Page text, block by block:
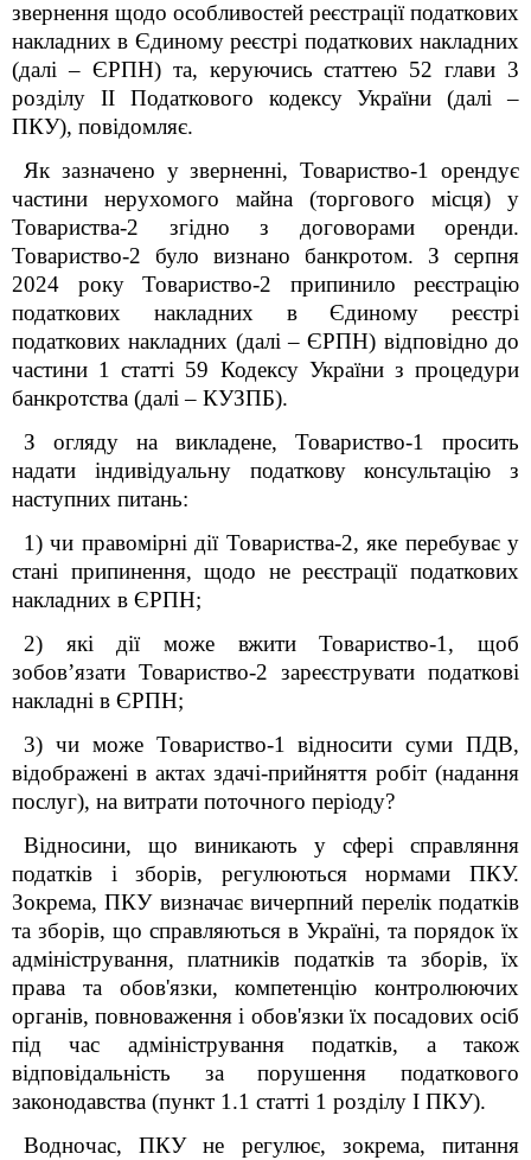
звернення щодо особливостей реєстрації податкових
накладних в Єдиному реєстрі податкових накладних
(далі – ЄРПН) та, керуючись статтею 52 глави 3
розділу ІІ Податкового кодексу України (далі –
ПКУ), повідомляє.
Як зазначено у зверненні, Товариство-1 орендує
частини нерухомого майна (торгового місця) у
Товариства-2 згідно з договорами оренди.
Товариство-2 було визнано банкротом. З серпня
2024 року Товариство-2 припинило реєстрацію
податкових накладних в Єдиному реєстрі
податкових накладних (далі – ЄРПН) відповідно до
частини 1 статті 59 Кодексу України з процедури
банкротства (далі – КУЗПБ).
З огляду на викладене, Товариство-1 просить
надати індивідуальну податкову консультацію з
наступних питань:
1) чи правомірні дії Товариства-2, яке перебуває у
стані припинення, щодо не реєстрації податкових
накладних в ЄРПН;
2) які дії може вжити Товариство-1, щоб
зобов’язати Товариство-2 зареєструвати податкові
накладні в ЄРПН;
3) чи може Товариство-1 відносити суми ПДВ,
відображені в актах здачі-прийняття робіт (надання
послуг), на витрати поточного періоду?
Відносини, що виникають у сфері справляння
податків і зборів, регулюються нормами ПКУ.
Зокрема, ПКУ визначає вичерпний перелік податків
та зборів, що справляються в Україні, та порядок їх
адміністрування, платників податків та зборів, їх
права та обов'язки, компетенцію контролюючих
органів, повноваження і обов'язки їх посадових осіб
під час адміністрування податків, а також
відповідальність за порушення податкового
законодавства (пункт 1.1 статті 1 розділу I ПКУ).
Водночас, ПКУ не регулює, зокрема, питання